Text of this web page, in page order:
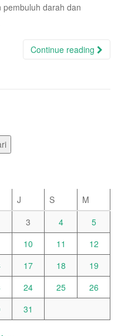
darah dan
Continue reading
J S
M
3 4
5
10 11
12
17 18
19
24 25
26
31